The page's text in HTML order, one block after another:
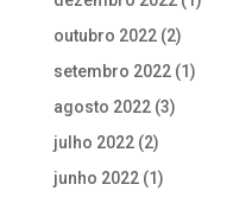
outubro 2022(2)
setembro 2022(1)
agosto 2022(3)
julho 2022(2)
junho 2022(1)